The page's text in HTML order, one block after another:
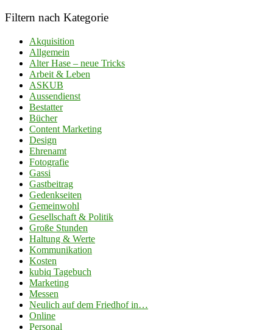
Filtern nach Kategorie
Akquisition
Allgemein
Alter Hase – neue Tricks
Arbeit & Leben
ASKUB
Aussendienst
Bestatter
Bücher
Content Marketing
Design
Ehrenamt
Fotografie
Gassi
Gastbeitrag
Gedenkseiten
Gemeinwohl
Gesellschaft & Politik
Große Stunden
Haltung & Werte
Kommunikation
Kosten
kubiq Tagebuch
Marketing
Messen
Neulich auf dem Friedhof in…
Online
Personal